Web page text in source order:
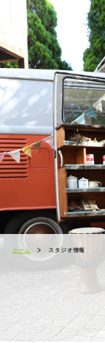
ホーム スタジオ情報